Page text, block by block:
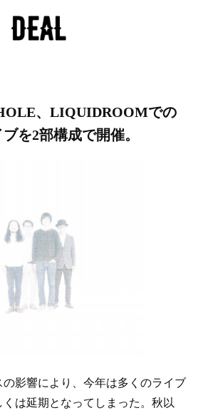
、LIQUIDROOMでの
を2部構成で開催。
影響により、今年は多くのライブ
は延期となってしまった。秋以